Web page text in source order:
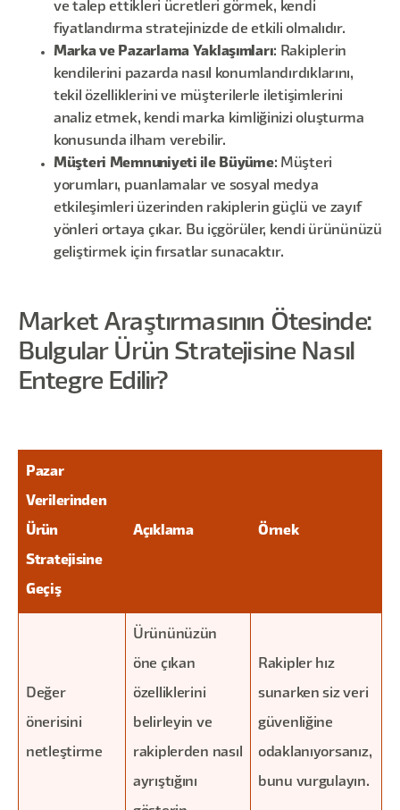
ve talep ettikleri ücretleri görmek, kendi
fiyatlandırma stratejinizde de etkili olmalıdır.
Marka ve Pazarlama Yaklaşımları: Rakiplerin
kendilerini pazarda nasıl konumlandırdıklarını,
tekil özelliklerini ve müşterilerle iletişimlerini
analiz etmek, kendi marka kimliğinizi oluşturma
konusunda ilham verebilir.
Müşteri Memnuniyeti ile Büyüme: Müşteri
yorumları, puanlamalar ve sosyal medya
etkileşimleri üzerinden rakiplerin güçlü ve zayıf
yönleri ortaya çıkar. Bu içgörüler, kendi ürününüzü
geliştirmek için fırsatlar sunacaktır.
Market Araştırmasının Ötesinde:
Bulgular Ürün Stratejisine Nasıl
Entegre Edilir?
Pazar
Verilerinden
Ürün
Stratejisine
Geçiş
Açıklama Örnek
Değer
önerisini
netleştirme
Ürününüzün
öne çıkan
özelliklerini
belirleyin ve
rakiplerden nasıl
ayrıştığını
Rakipler hız
sunarken siz veri
güvenliğine
odaklanıyorsanız,
bunu vurgulayın.